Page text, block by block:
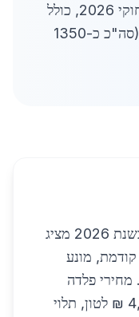
מקבלים בונוסים. התהליך תואם חוקי 2026, כולל
דיווחים אוטומטיים למס הכנסה. (סה"כ כ-1350
שוק סחר המתכות בכפר קאסם בשנת 2026 מציג
לשנה קודמת, מונע
מחירי פלדה
מחוזקת נעים בין 3,200 ל-4,500 ₪ לטון, תלוי